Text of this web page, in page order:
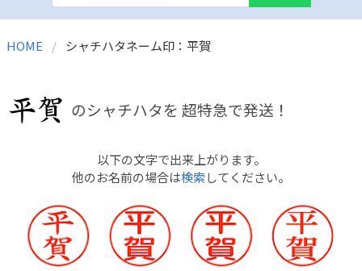
HOME シャチハタネーム印：平賀
のシャチハタを 超特急で発送！
以下の文字で出来上がります。
他のお名前の場合は検索してください。